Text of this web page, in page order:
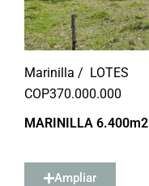
Marinilla / LOTES
COP370.000.000
MARINILLA 6.400m2
Ampliar